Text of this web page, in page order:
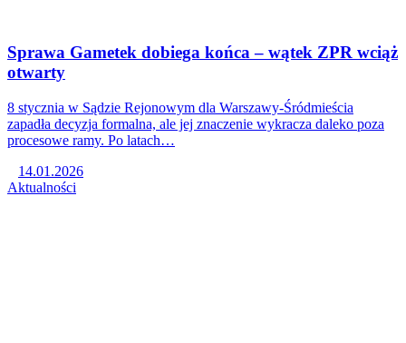
Sprawa Gametek dobiega końca – wątek ZPR wciąż
otwarty
8 stycznia w Sądzie Rejonowym dla Warszawy-Śródmieścia
zapadła decyzja formalna, ale jej znaczenie wykracza daleko poza
procesowe ramy. Po latach…
14.01.2026
Aktualności